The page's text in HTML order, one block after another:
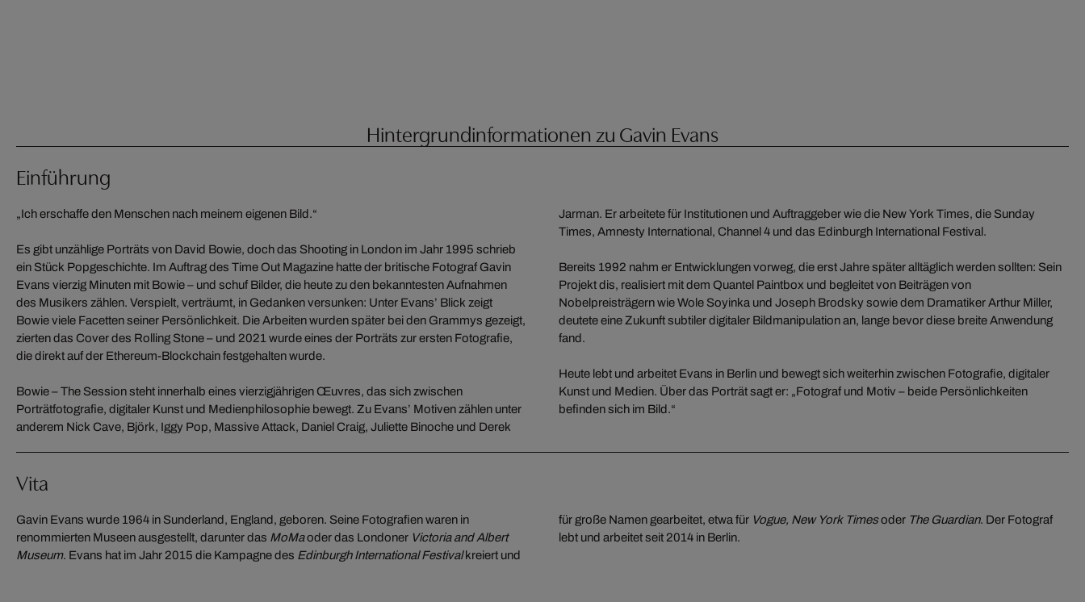
Hintergrundinformationen zu Gavin Evans
Einführung
„Ich erschaffe den Menschen nach meinem eigenen Bild.“
Es gibt unzählige Porträts von David Bowie, doch das Shooting in London im Jahr 1995 schrieb
ein Stück Popgeschichte. Im Auftrag des Time Out Magazine hatte der britische Fotograf Gavin
Evans vierzig Minuten mit Bowie – und schuf Bilder, die heute zu den bekanntesten Aufnahmen
des Musikers zählen. Verspielt, verträumt, in Gedanken versunken: Unter Evans’ Blick zeigt
Bowie viele Facetten seiner Persönlichkeit. Die Arbeiten wurden später bei den Grammys gezeigt,
zierten das Cover des Rolling Stone – und 2021 wurde eines der Porträts zur ersten Fotografie,
die direkt auf der Ethereum-Blockchain festgehalten wurde.
Bowie – The Session steht innerhalb eines vierzigjährigen Œuvres, das sich zwischen
Porträtfotografie, digitaler Kunst und Medienphilosophie bewegt. Zu Evans’ Motiven zählen unter
anderem Nick Cave, Björk, Iggy Pop, Massive Attack, Daniel Craig, Juliette Binoche und Derek
Jarman. Er arbeitete für Institutionen und Auftraggeber wie die New York Times, die Sunday
Times, Amnesty International, Channel 4 und das Edinburgh International Festival.
Bereits 1992 nahm er Entwicklungen vorweg, die erst Jahre später alltäglich werden sollten: Sein
Projekt dis, realisiert mit dem Quantel Paintbox und begleitet von Beiträgen von
Nobelpreisträgern wie Wole Soyinka und Joseph Brodsky sowie dem Dramatiker Arthur Miller,
deutete eine Zukunft subtiler digitaler Bildmanipulation an, lange bevor diese breite Anwendung
fand.
Heute lebt und arbeitet Evans in Berlin und bewegt sich weiterhin zwischen Fotografie, digitaler
Kunst und Medien. Über das Porträt sagt er: „Fotograf und Motiv – beide Persönlichkeiten
befinden sich im Bild.“
Vita
Gavin Evans wurde 1964 in Sunderland, England, geboren. Seine Fotografien waren in
renommierten Museen ausgestellt, darunter das MoMaoder das Londoner Victoria and Albert
Museum. Evans hat im Jahr 2015 die Kampagne des Edinburgh International Festivalkreiert und
für große Namen gearbeitet, etwa für Vogue, New York Timesoder The Guardian. Der Fotograf
lebt und arbeitet seit 2014 in Berlin.